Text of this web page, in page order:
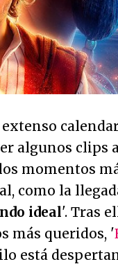
algunos clips
momentos
como la
ideal'. Tras
más queridos, '
está